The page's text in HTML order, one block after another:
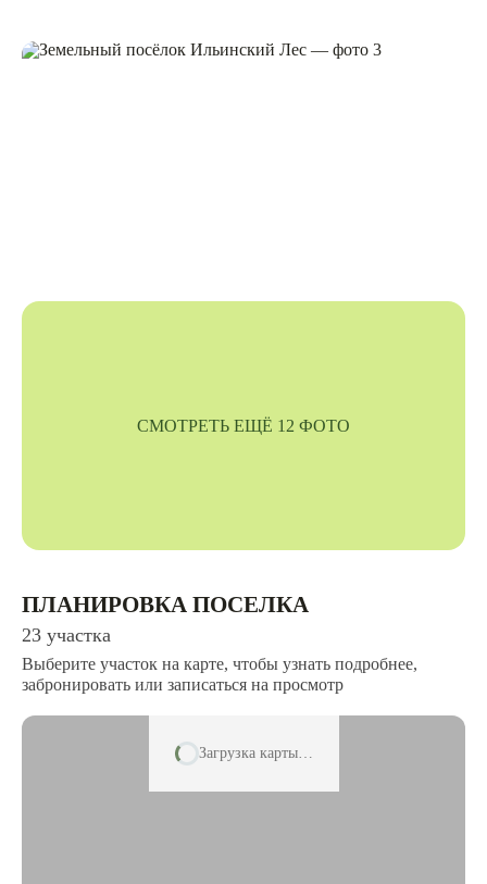
СМОТРЕТЬ ЕЩЁ 12 ФОТО
ПЛАНИРОВКА ПОСЕЛКА
23 участка
Выберите участок на карте, чтобы узнать подробнее,
забронировать или записаться на просмотр
Загрузка карты…